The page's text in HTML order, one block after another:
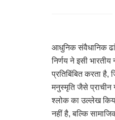
आधुनिक संवैधानिक
निर्णय ने इसी
प्रतिबिंबित करता
मनुस्मृति जैसे प्राचीन
श्लोक का उल्लेख
नहीं है, बल्कि